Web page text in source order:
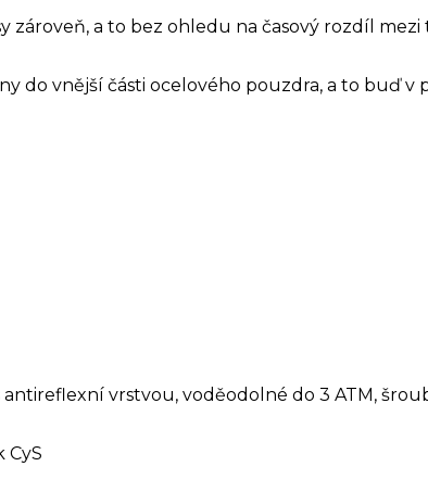
zároveň, a to bez ohledu na časový rozdíl
do vnější části ocelového pouzdra, a to buď
antireflexní vrstvou, voděodolné do 3 ATM,
CyS